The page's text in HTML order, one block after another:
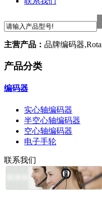
主营产品： 品牌编码器
产品分类
编码器
实心轴编码器
半空心轴编码器
空心轴编码器
电子手轮
联系我们